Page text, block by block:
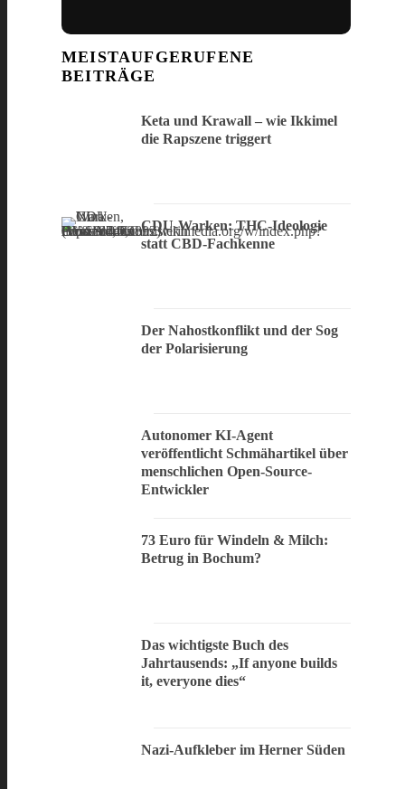
MEISTAUFGERUFENE
BEITRÄGE
Keta und Krawall – wie Ikkimel
die Rapszene triggert
CDU-Warken: THC-Ideologie
statt CBD-Fachkenne
Der Nahostkonflikt und der Sog
der Polarisierung
Autonomer KI-Agent
veröffentlicht Schmähartikel über
menschlichen Open-Source-
Entwickler
73 Euro für Windeln & Milch:
Betrug in Bochum?
Das wichtigste Buch des
Jahrtausends: „If anyone builds
it, everyone dies“
Nazi-Aufkleber im Herner Süden